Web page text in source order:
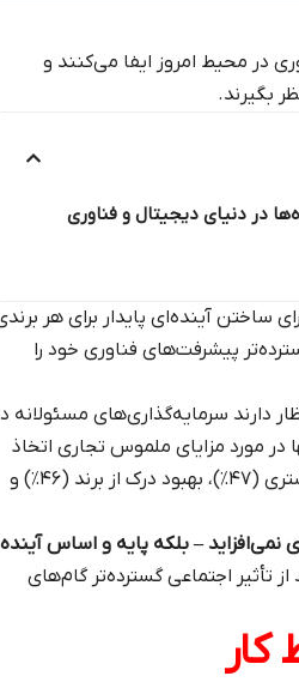
در محیط امروز ایفا می‌کنند و
بگیرند.
در دنیای دیجیتال و فناوری
ساختن آینده‌ای پایدار برای هر
پیشرفت‌های فناوری خود را
دارند سرمایه‌گذاری‌های مسئولانه
در مورد مزایای ملموس تجاری اتخاذ
فناوری مسئولانه سوال شد، سه پاسخ برتر عبارت بودند از: جذب/حفظ بهتر مشتری (۴۷٪)، بهبود درک از برند (۴۶٪) و
نمی‌افزاید – بلکه پایه و اساس آینده
تأثیر اجتماعی گسترده‌تر گام‌های
کار